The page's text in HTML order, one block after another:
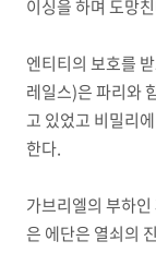
이싱을 하며 도망
엔티티의 보호를
레일스)은 파리와
고 있었고 비밀리
한다.
가브리엘의 부하
은 에단은 열쇠의